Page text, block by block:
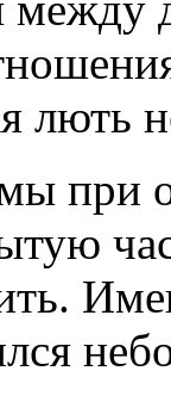
лють
при